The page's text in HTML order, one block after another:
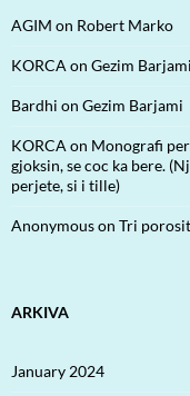
AGIM on Robert Marko
KORCA on Gezim Barjami
Bardhi on Gezim Barjami
KORCA on Monografi
gjoksin, se coc ka bere.
perjete, si i tille)
Anonymouson Tri
ARKIVA
January 2024